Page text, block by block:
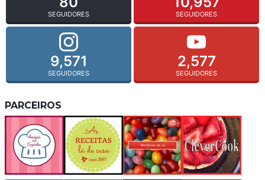
SEGUIDORES SEGUIDORES
9,571
SEGUIDORES
2,577
SEGUIDORES
PARCEIROS